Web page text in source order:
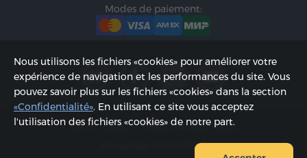
Modes de paiement:
2002 - 2026, © «Hyur Service» SARL;
Actualisée 09.08.2026
Nous utilisons les fichiers «cookies» pour améliorer votre
expérience de navigation et les performances du site. Vous
pouvez savoir plus sur les fichiers «cookies» dans la section
«Confidentialité». En utilisant ce site vous acceptez
l'utilisation des fichiers «cookies» de notre part.